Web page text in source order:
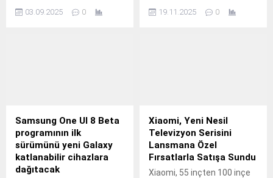
raporuna göre rastgele
03.09.2025 0
kuruluşu, Avrupa'daki
19.11.2025 0
Samsung One UI 8 Beta
programının ilk
sürümünü yeni Galaxy
katlanabilir cihazlara
dağıtacak
Xiaomi, Yeni Nesil
Televizyon Serisini
Lansmana Özel
Fırsatlarla Satışa Sundu
Xiaomi, 55 inçten 100 inçe